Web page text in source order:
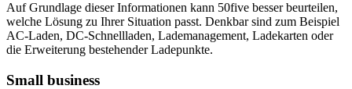
Auf Grundlage dieser Informationen kann 50five besser beurteilen,
welche Lösung zu Ihrer Situation passt. Denkbar sind zum Beispiel
AC-Laden, DC-Schnellladen, Lademanagement, Ladekarten oder
die Erweiterung bestehender Ladepunkte.
Small business